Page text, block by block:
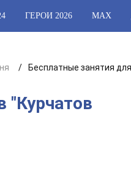
ГЕРОИ 2026 МАХ
Бесплатные занятия
"Курчатов